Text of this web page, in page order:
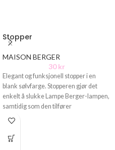
Stopper
MAISON BERGER
30kr
Elegant og funksjonell stopper i en
blank sølvfarge. Stopperen gjør det
enkelt å slukke Lampe Berger-lampen,
samtidig som den tilfører